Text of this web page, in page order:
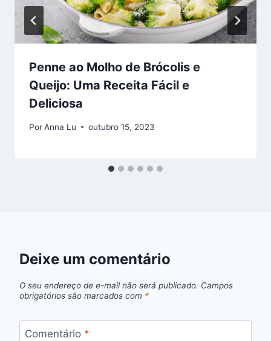
Penne ao Molho de Brócolis e
Queijo: Uma Receita Fácil e
Deliciosa
PorAnna Lu outubro 15, 2023
Deixe um comentário
O seu endereço de e-mail não será publicado. Campos
obrigatórios são marcados com *
Comentário *